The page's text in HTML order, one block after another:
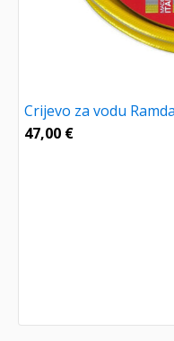
Crijevo za vodu
47,00 €